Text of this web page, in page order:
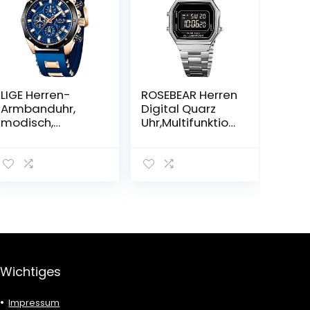
LIGE Herren-
Armbanduhr,
modisch,
wasserdicht,
Sport, Klassische
ROSEBEAR Herren
Digital Quarz
Uhr,Multifunktion
Armbanduhr,Wa
nd
Wichtiges
Impressum